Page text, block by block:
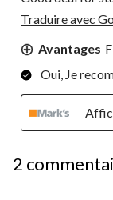
Traduire avec
Avantages
Oui, Je
2